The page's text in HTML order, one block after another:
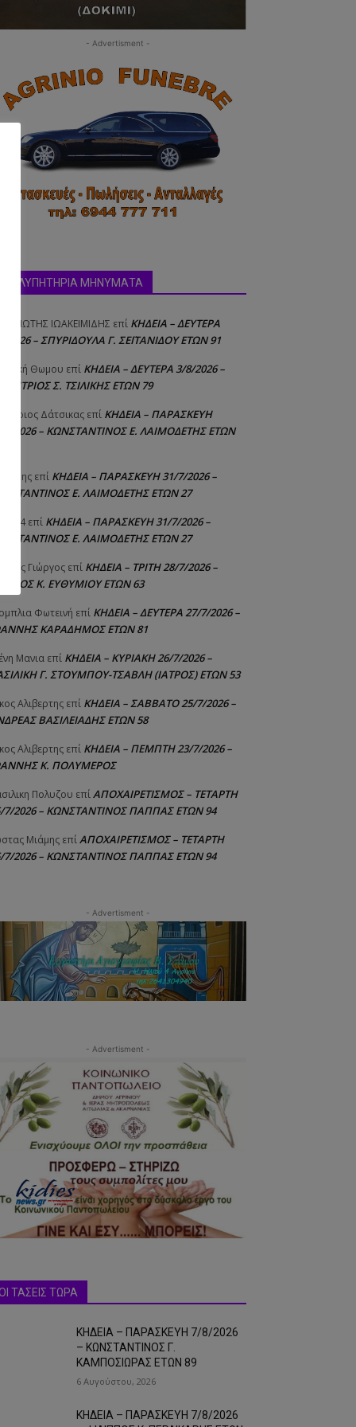
- Advertisment -
ΜΗΝΥΜΑΤΑ
IΩΑΚΕΙΜΙΔΗΣ επί ΚΗΔΕΙΑ – ΔΕΥΤΕΡΑ
2026 – ΣΠΥΡΙΔΟΥΛΑ Γ. ΣΕΪΤΑΝΙΔΟΥ ΕΤΩΝ 91
Θωμου επί ΚΗΔΕΙΑ – ΔΕΥΤΕΡΑ 3/8/2026 –
Σ. ΤΣΙΛΙΚΗΣ ΕΤΩΝ 79
Δάτσικας επί ΚΗΔΕΙΑ – ΠΑΡΑΣΚΕΥΗ
7/2026 – ΚΩΝΣΤΑΝΤΙΝΟΣ Ε. ΛΑΙΜΟΔΕΤΗΣ ΕΤΩΝ
επί ΚΗΔΕΙΑ – ΠΑΡΑΣΚΕΥΗ 31/7/2026 –
Ε. ΛΑΙΜΟΔΕΤΗΣ ΕΤΩΝ 27
επί ΚΗΔΕΙΑ – ΠΑΡΑΣΚΕΥΗ 31/7/2026 –
Ε. ΛΑΙΜΟΔΕΤΗΣ ΕΤΩΝ 27
Γιώργος επί ΚΗΔΕΙΑ – ΤΡΙΤΗ 28/7/2026 –
Κ. ΕΥΘΥΜΙΟΥ ΕΤΩΝ 63
Φωτεινή επί ΚΗΔΕΙΑ – ΔΕΥΤΕΡΑ 27/7/2026 –
ΚΑΡΑΔΗΜΟΣ ΕΤΩΝ 81
Μανια επί ΚΗΔΕΙΑ – ΚΥΡΙΑΚΗ 26/7/2026 –
Γ. ΣΤΟΥΜΠΟΥ-ΤΣΑΒΛΗ (ΙΑΤΡΟΣ) ΕΤΩΝ 53
Αλιβερτης επί ΚΗΔΕΙΑ – ΣΑΒΒΑΤΟ 25/7/2026 –
ΒΑΣΙΛΕΙΑΔΗΣ ΕΤΩΝ 58
Αλιβερτης επί ΚΗΔΕΙΑ – ΠΕΜΠΤΗ 23/7/2026 –
Κ. ΠΟΛΥΜΕΡΟΣ
Πολυζου επίΑΠΟΧΑΙΡΕΤΙΣΜΟΣ – ΤΕΤΑΡΤΗ
7/2026 – ΚΩΝΣΤΑΝΤΙΝΟΣ ΠΑΠΠΑΣ ΕΤΩΝ 94
Μιάμης επίΑΠΟΧΑΙΡΕΤΙΣΜΟΣ – ΤΕΤΑΡΤΗ
7/2026 – ΚΩΝΣΤΑΝΤΙΝΟΣ ΠΑΠΠΑΣ ΕΤΩΝ 94
- Advertisment -
- Advertisment -
ΤΑΣΕΙΣ ΤΩΡΑ
ΚΗΔΕΙΑ – ΠΑΡΑΣΚΕΥΗ 7/8/2026
– ΚΩΝΣΤΑΝΤΙΝΟΣ Γ.
ΚΑΜΠΟΣΙΩΡΑΣ ΕΤΩΝ 89
6 Αυγούστου, 2026
ΚΗΔΕΙΑ – ΠΑΡΑΣΚΕΥΗ 7/8/2026